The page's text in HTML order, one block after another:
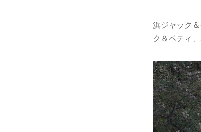
浜ジャック
ク＆ベティ